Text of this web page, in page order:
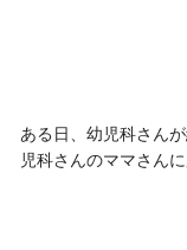
ある日、幼児科さん
児科さんのママさん